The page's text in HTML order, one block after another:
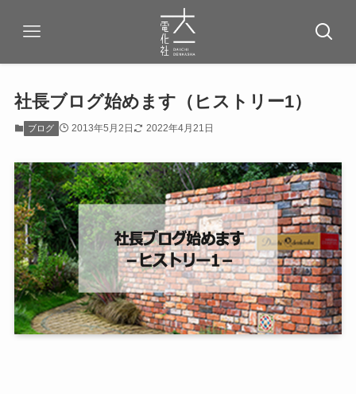
社長ブログ始めます（ヒストリー1）
ブログ 2013年5月2日 2022年4月21日